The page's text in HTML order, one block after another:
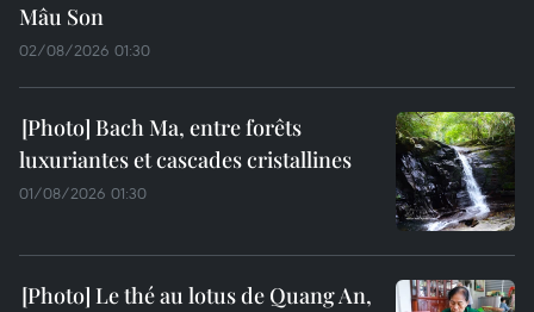
Mâu Son
02/08/2026 01:30
Bach Ma, entre forêts
luxuriantes et cascades cristallines
01/08/2026 01:30
Le thé au lotus de Quang An,